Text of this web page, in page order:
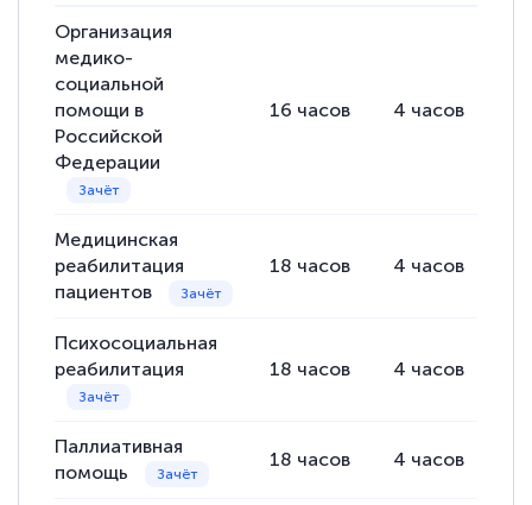
повышения квалификации "Эксперт ЕГЭ по
русскому языку и литературе". Много
полезных материалов помогли
подготовиться к тестированию. Это
книги, методические рекомендации,
статьи. Времени на подготовку
достаточно. Курс помогает пройти
аттестацию в школе. Спасибо!
Евгения Коротких
Знаток города 2 уровня
12 марта 2026
Организация
медико-
социальной
помощи в
Российской
Федерации
16 часов 4 часов
Медицинская
реабилитация
пациентов
18 часов 4 часов
Психосоциальная
реабилитация
18 часов 4 часов
Паллиативная
помощь
18 часов 4 часов